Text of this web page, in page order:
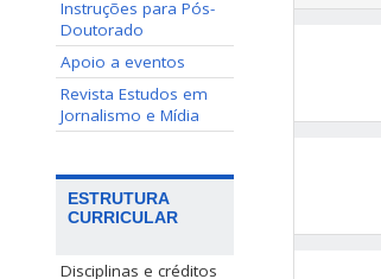
Instruções para Pós-
Doutorado
Apoio a eventos
Revista Estudos em
Jornalismo e Mídia
ESTRUTURA
CURRICULAR
Disciplinas e créditos